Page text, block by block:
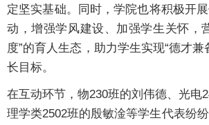
定坚实基础。同时，学院也将积极开
动，增强学风建设、加强学生关怀，
度”的育人生态，助力学生实现“德才
长目标。
在互动环节，物230班的刘伟德、光电
理学类2502班的殷敏淦等学生代表纷